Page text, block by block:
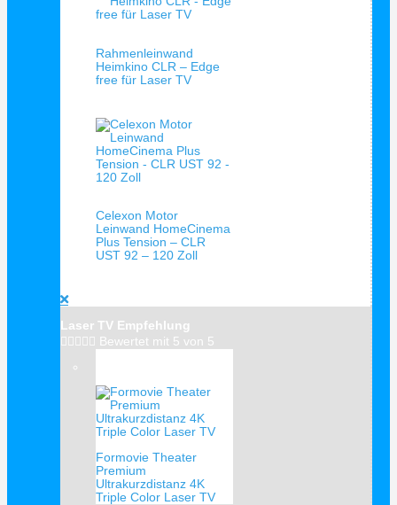
Rahmenleinwand
Heimkino CLR – Edge
free für Laser TV
Celexon Motor
Leinwand HomeCinema
Plus Tension – CLR
UST 92 – 120 Zoll
Laser TV Empfehlung
     Bewertet mit 5 von 5
Formovie Theater
Premium
Ultrakurzdistanz 4K
Triple Color Laser TV